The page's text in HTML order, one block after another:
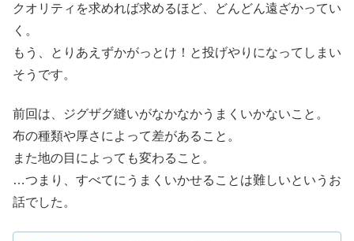
クオリティを求めれば求めるほど、どんどん遠ざかってい
く。
もう、とりあえずかがっとけ！と投げやりになってしまい
そうです。
前回は、ジグザグ縫いがなかなかうまくいかないこと。
布の種類や厚さによって差があること。
また地の目によっても変わること。
…つまり、すべてにうまくいかせることは難しいというお
話でした。